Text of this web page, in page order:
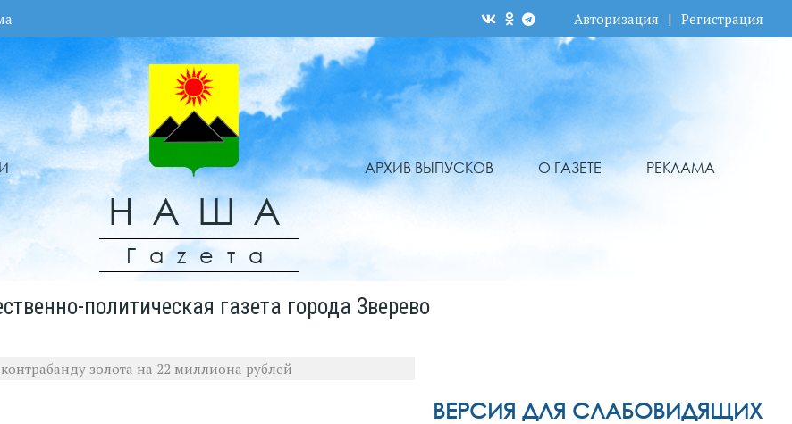
Авторизация | Регистрация
НАША
Гаzета
АРХИВ ВЫПУСКОВ О ГАЗЕТЕ РЕКЛАМА
политическая газета города Зверево
золота на 22 миллиона рублей
ВЕРСИЯ ДЛЯ СЛАБОВИДЯЩИХ